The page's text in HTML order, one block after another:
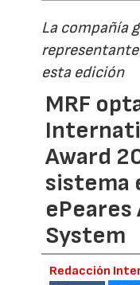
La compañía
esta edición
MRF
Award
sistema
ePeares
System
Redacción